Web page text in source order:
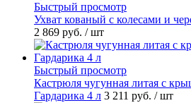
Быстрый просмотр
Ухват кованый с колесами и
2 869 руб. / шт
Быстрый просмотр
Кастрюля чугунная литая с
Гардарика 4 л 3 211 руб. / шт